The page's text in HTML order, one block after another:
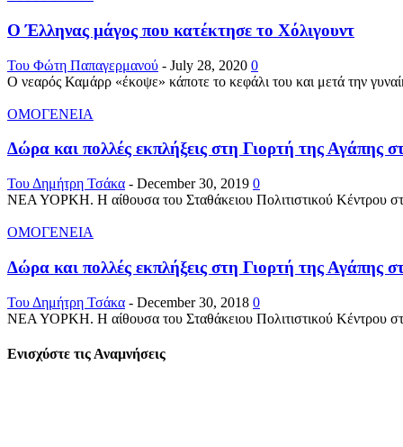
Ο Έλληνας μάγος που κατέκτησε το Χόλιγουντ
Του Φώτη Παπαγερμανού - July 28, 2020 0
Ο νεαρός Καμάρρ «έκοψε» κάποτε το κεφάλι του και μετά την
ΟΜΟΓΕΝΕΙΑ
Δώρα και πολλές εκπλήξεις στη Γιορτή της Αγάπης
Του Δημήτρη Τσάκα - December 30, 2019 0
ΝΕΑ ΥΟΡΚΗ. Η αίθουσα του Σταθάκειου Πολιτιστικού Κέντρου
ΟΜΟΓΕΝΕΙΑ
Δώρα και πολλές εκπλήξεις στη Γιορτή της Αγάπης
Του Δημήτρη Τσάκα - December 30, 2018 0
ΝΕΑ ΥΟΡΚΗ. Η αίθουσα του Σταθάκειου Πολιτιστικού Κέντρου
Ενισχύστε τις Αναμνήσεις